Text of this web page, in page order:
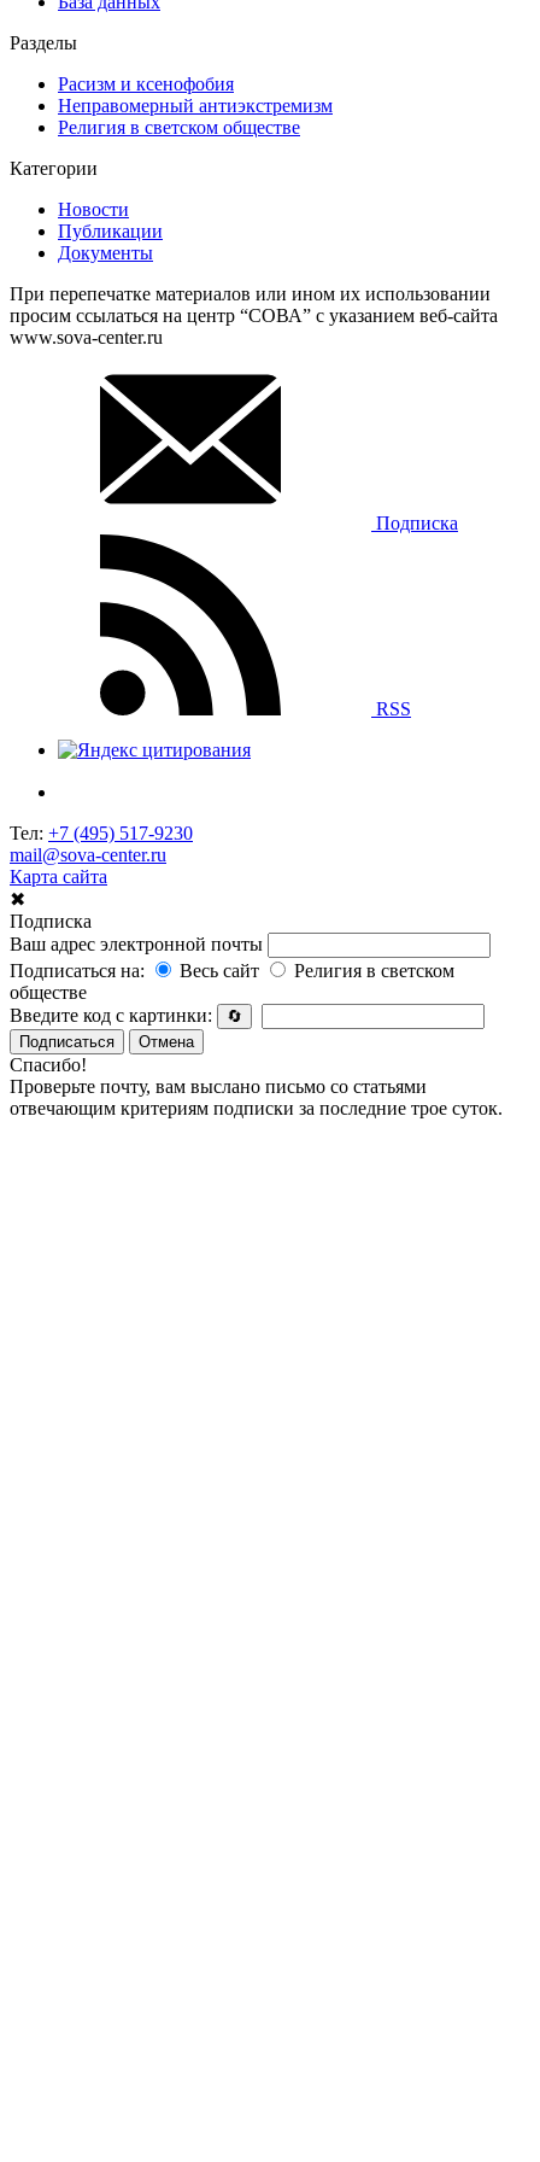
Разделы
Расизм и ксенофобия
Неправомерный антиэкстремизм
Религия в светском обществе
Категории
Новости
Публикации
Документы
При перепечатке материалов или ином их использовании
просим ссылаться на центр “СОВА” с указанием веб-сайта
www.sova-center.ru
Подписка
RSS
Тел: +7 (495) 517-9230
mail@sova-center.ru
Карта сайта
✖
Подписка
Ваш адрес электронной почты
Подписаться на:
Весь сайт
Религия в светском
обществе
Введите код с картинки:
🔄
Подписаться
Отмена
Спасибо!
Проверьте почту, вам выслано письмо со статьями
отвечающим критериям подписки за последние трое суток.